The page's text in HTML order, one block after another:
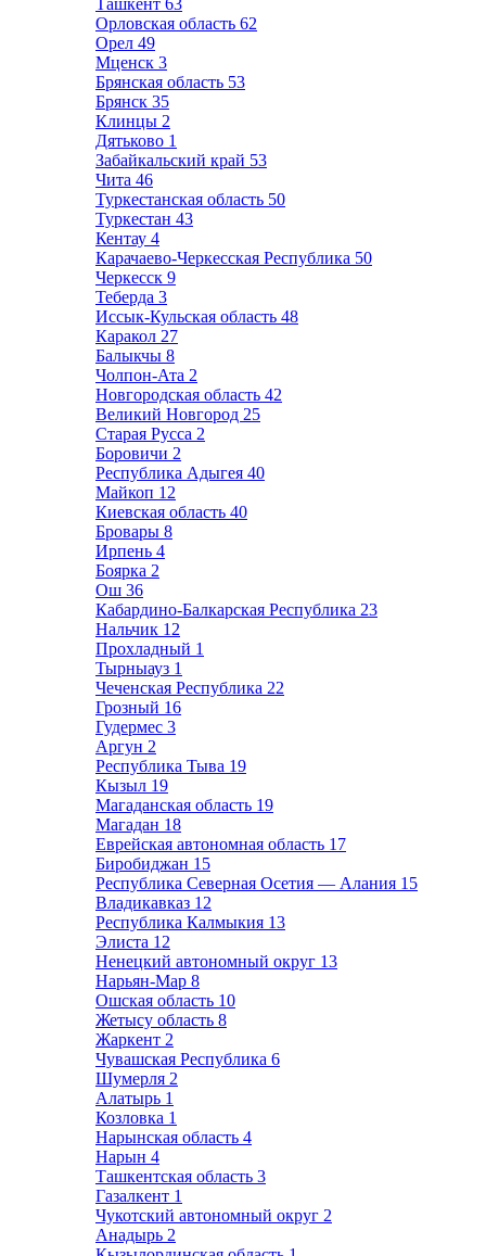
Ташкент 63
Орловская область 62
Орел 49
Мценск 3
Брянская область 53
Брянск 35
Клинцы 2
Дятьково 1
Забайкальский край 53
Чита 46
Туркестанская область 50
Туркестан 43
Кентау 4
Карачаево-Черкесская Республика 50
Черкесск 9
Теберда 3
Иссык-Кульская область 48
Каракол 27
Балыкчы 8
Чолпон-Ата 2
Новгородская область 42
Великий Новгород 25
Старая Русса 2
Боровичи 2
Республика Адыгея 40
Майкоп 12
Киевская область 40
Бровары 8
Ирпень 4
Боярка 2
Ош 36
Кабардино-Балкарская Республика 23
Нальчик 12
Прохладный 1
Тырныауз 1
Чеченская Республика 22
Грозный 16
Гудермес 3
Аргун 2
Республика Тыва 19
Кызыл 19
Магаданская область 19
Магадан 18
Еврейская автономная область 17
Биробиджан 15
Республика Северная Осетия — Алания 15
Владикавказ 12
Республика Калмыкия 13
Элиста 12
Ненецкий автономный округ 13
Нарьян-Мар 8
Ошская область 10
Жетысу область 8
Жаркент 2
Чувашская Республика 6
Шумерля 2
Алатырь 1
Козловка 1
Нарынская область 4
Нарын 4
Ташкентская область 3
Газалкент 1
Чукотский автономный округ 2
Анадырь 2